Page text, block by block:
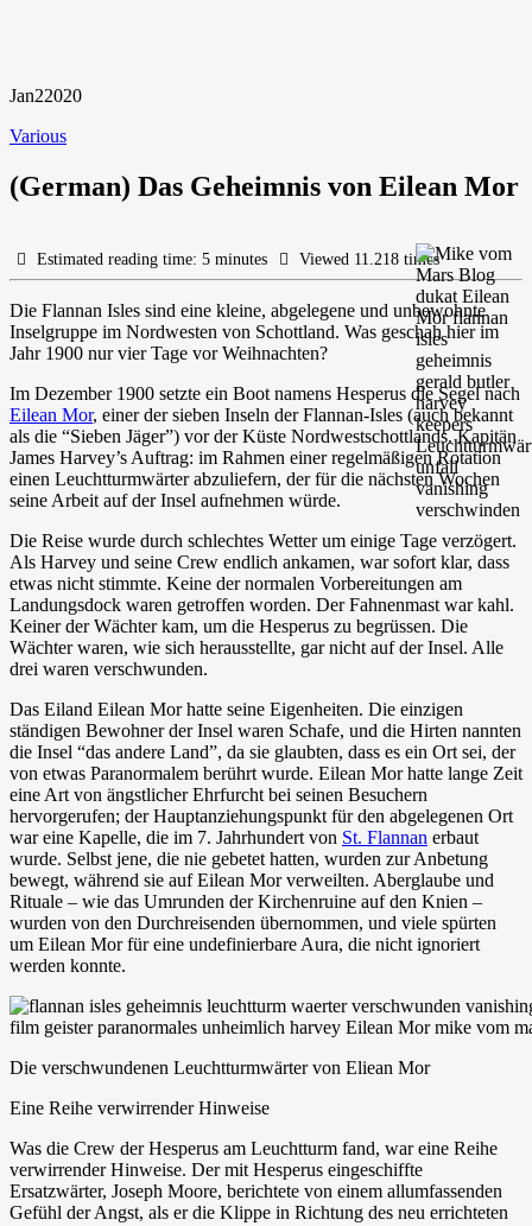
Jan22020
Various
(German) Das Geheimnis von Eilean Mor
Estimated reading time: 5 minutes Viewed 11.218 times
Die Flannan Isles sind eine kleine, abgelegene und unbewohnte
Inselgruppe im Nordwesten von Schottland. Was geschah hier im
Jahr 1900 nur vier Tage vor Weihnachten?
Im Dezember 1900 setzte ein Boot namens Hesperus die Segel nach
Eilean Mor, einer der sieben Inseln der Flannan-Isles (auch bekannt
als die “Sieben Jäger”) vor der Küste Nordwestschottlands. Kapitän
James Harvey’s Auftrag: im Rahmen einer regelmäßigen Rotation
einen Leuchtturmwärter abzuliefern, der für die nächsten Wochen
seine Arbeit auf der Insel aufnehmen würde.
Die Reise wurde durch schlechtes Wetter um einige Tage verzögert.
Als Harvey und seine Crew endlich ankamen, war sofort klar, dass
etwas nicht stimmte. Keine der normalen Vorbereitungen am
Landungsdock waren getroffen worden. Der Fahnenmast war kahl.
Keiner der Wächter kam, um die Hesperus zu begrüssen. Die
Wächter waren, wie sich herausstellte, gar nicht auf der Insel. Alle
drei waren verschwunden.
Das Eiland Eilean Mor hatte seine Eigenheiten. Die einzigen
ständigen Bewohner der Insel waren Schafe, und die Hirten nannten
die Insel “das andere Land”, da sie glaubten, dass es ein Ort sei, der
von etwas Paranormalem berührt wurde. Eilean Mor hatte lange Zeit
eine Art von ängstlicher Ehrfurcht bei seinen Besuchern
hervorgerufen; der Hauptanziehungspunkt für den abgelegenen Ort
war eine Kapelle, die im 7. Jahrhundert von St. Flannan erbaut
wurde. Selbst jene, die nie gebetet hatten, wurden zur Anbetung
bewegt, während sie auf Eilean Mor verweilten. Aberglaube und
Rituale – wie das Umrunden der Kirchenruine auf den Knien –
wurden von den Durchreisenden übernommen, und viele spürten
um Eilean Mor für eine undefinierbare Aura, die nicht ignoriert
werden konnte.
Die verschwundenen Leuchtturmwärter von Eliean Mor
Eine Reihe verwirrender Hinweise
Was die Crew der Hesperus am Leuchtturm fand, war eine Reihe
verwirrender Hinweise. Der mit Hesperus eingeschiffte
Ersatzwärter, Joseph Moore, berichtete von einem allumfassenden
Gefühl der Angst, als er die Klippe in Richtung des neu errichteten